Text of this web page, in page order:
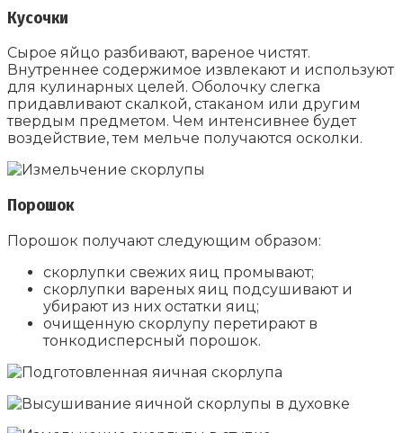
Кусочки
Сырое яйцо разбивают, вареное чистят.
Внутреннее содержимое извлекают и используют
для кулинарных целей. Оболочку слегка
придавливают скалкой, стаканом или другим
твердым предметом. Чем интенсивнее будет
воздействие, тем мельче получаются осколки.
Порошок
Порошок получают следующим образом:
скорлупки свежих яиц промывают;
скорлупки вареных яиц подсушивают и
убирают из них остатки яиц;
очищенную скорлупу перетирают в
тонкодисперсный порошок.